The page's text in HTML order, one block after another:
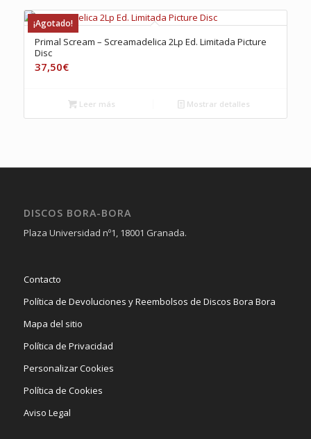
¡Agotado!
Primal Scream – Screamadelica 2Lp Ed. Limitada Picture
Disc
37,50€
Leer más Mostrar detalles
DISCOS BORA-BORA
Plaza Universidad nº1, 18001 Granada.
Contacto
Política de Devoluciones y Reembolsos de Discos Bora Bora
Mapa del sitio
Política de Privacidad
Personalizar Cookies
Política de Cookies
Aviso Legal